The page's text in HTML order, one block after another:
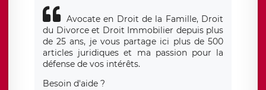
Avocate en Droit de la Famille, Droit
du Divorce et Droit Immobilier depuis plus
de 25 ans, je vous partage ici plus de 500
articles juridiques et ma passion pour la
défense de vos intérêts.
Besoin d'aide ?